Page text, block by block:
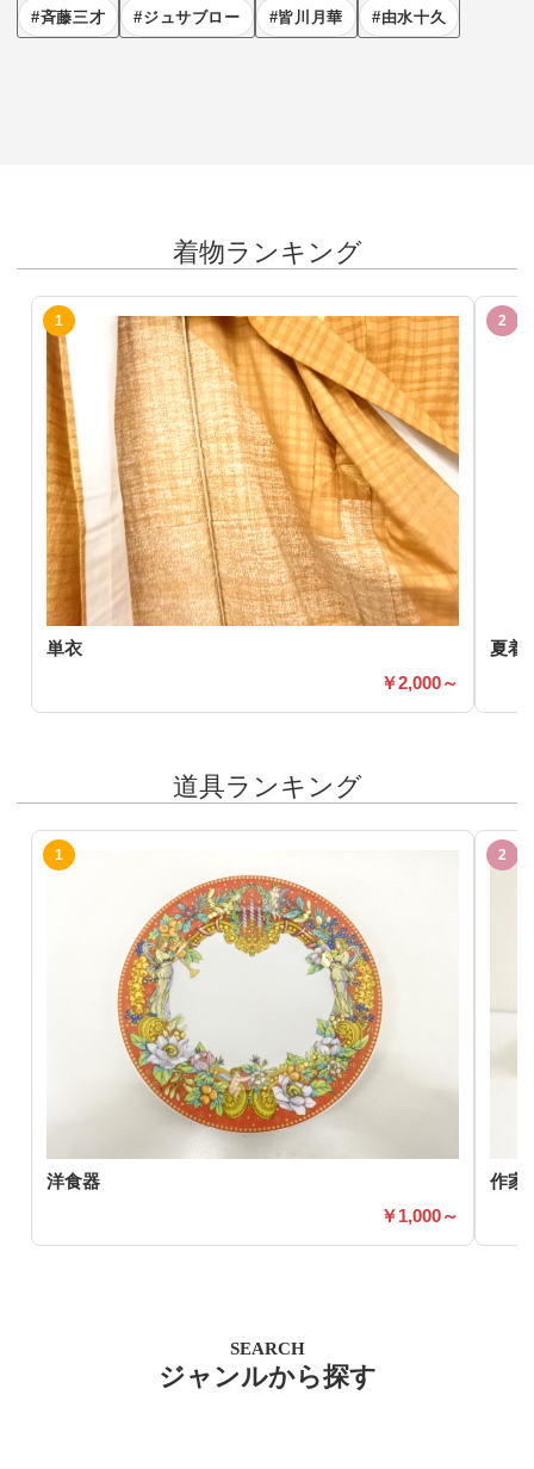
斉藤三才 ジュサブロー 皆川月華 由水十久
着物ランキング
単衣
2,000～
夏着
道具ランキング
洋食器
1,000～
作家
SEARCH
ジャンルから探す